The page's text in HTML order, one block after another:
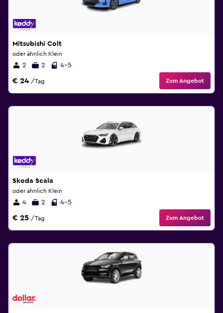
Mitsubishi Colt
oder ähnlich Klein
2 2 4-5
€ 24 /Tag Zum Angebot
Skoda Scala
oder ähnlich Klein
4 2 4-5
€ 25 /Tag Zum Angebot